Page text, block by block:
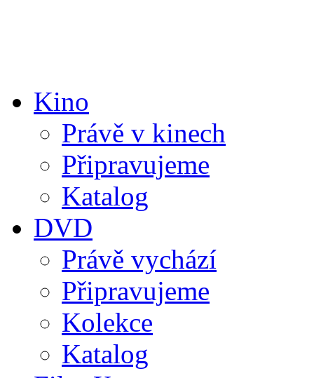
Kino
Právě v kinech
Připravujeme
Katalog
DVD
Právě vychází
Připravujeme
Kolekce
Katalog